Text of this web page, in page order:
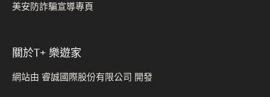
美安防詐騙宣導專頁
關於t+ 樂遊家
網站由 睿誠國際股份有限公司 開發